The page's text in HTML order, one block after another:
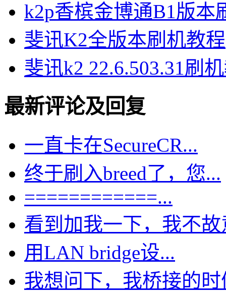
k2p香槟金博通B1版本
斐讯K2全版本刷机教程
斐讯k2 22.6.503.31刷
最新评论及回复
一直卡在SecureCR...
终于刷入breed了，您...
============...
看到加我一下，我不故
用LAN bridge设...
我想问下，我桥接的时